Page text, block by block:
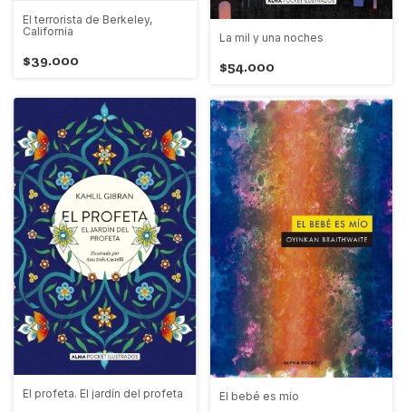
El terrorista de Berkeley,
California
$39.000
La mil y una noches
$54.000
El profeta. El jardín del profeta El bebé es mío